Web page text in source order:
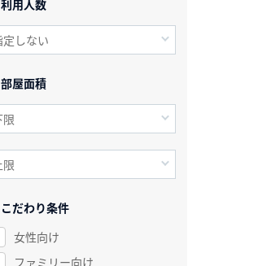
利用人数
部屋面積
こだわり条件
女性向け
ファミリー向け